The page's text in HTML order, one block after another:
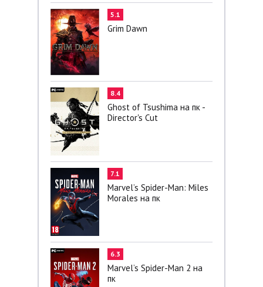
5.1
Grim Dawn
8.4
Ghost of Tsushima на пк -
Director's Cut
7.1
Marvel’s Spider-Man: Miles
Morales на пк
6.3
Marvel’s Spider-Man 2 на
пк